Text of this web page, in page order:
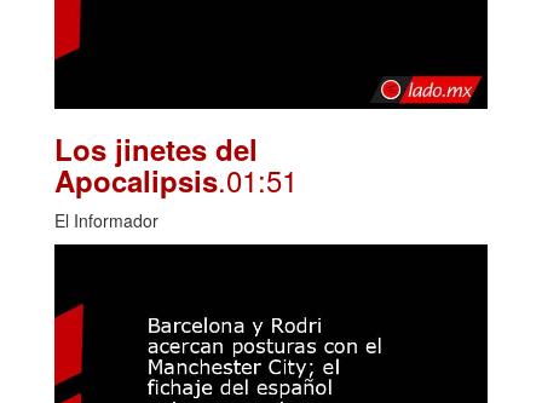
Los jinetes del
Apocalipsis.01:51
El Informador